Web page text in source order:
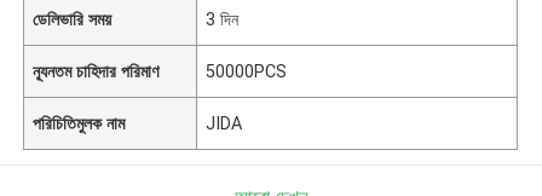
ডেলিভারি সময় 3 দিন
ন্যূনতম চাহিদার পরিমাণ 50000PCS
পরিচিতিমুলক নাম JIDA